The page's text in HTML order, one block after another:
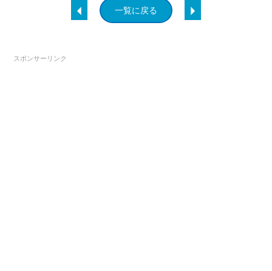
一覧に戻る
スポンサーリンク